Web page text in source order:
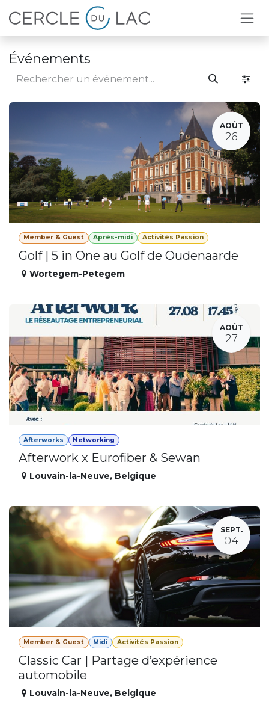
Se rendre au contenu
Événements
AOÛT
26
Member & Guest Après-midi Activités Passion
Golf | 5 in One au Golf de Oudenaarde
Wortegem-Petegem
AOÛT
27
Afterworks Networking
Afterwork x Eurofiber & Sewan
Louvain-la-Neuve, Belgique
SEPT.
04
Member & Guest Midi Activités Passion
Classic Car | Partage d’expérience
automobile
Louvain-la-Neuve, Belgique